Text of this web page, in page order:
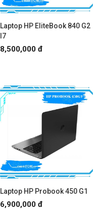
Laptop HP EliteBook 840 G2
I7
8,500,000 đ
Laptop HP Probook 450 G1
6,900,000 đ